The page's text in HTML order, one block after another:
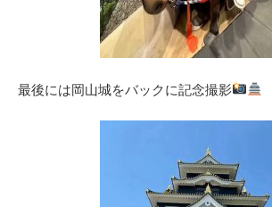
最後には岡山城をバックに記念撮影